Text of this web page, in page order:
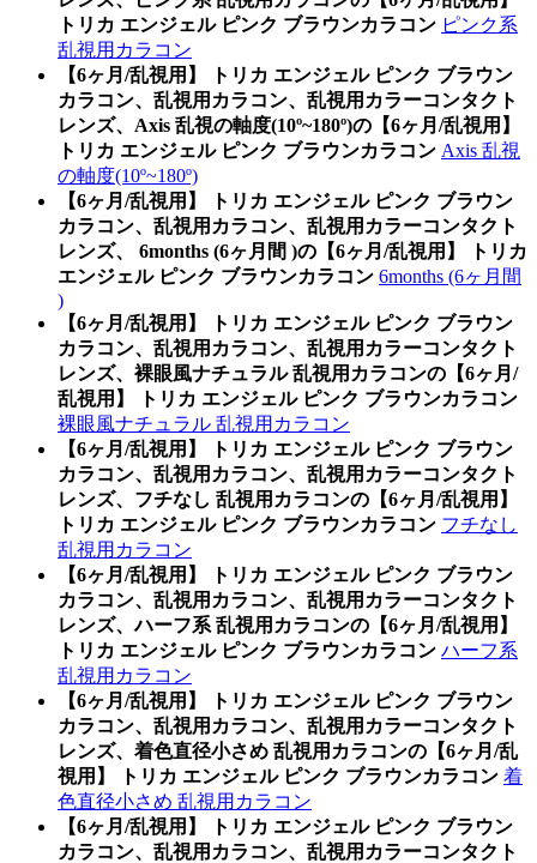
トリカ エンジェル ピンク ブラウンカラコン ピンク系
乱視用カラコン
【6ヶ月/乱視用】 トリカ エンジェル ピンク ブラウン
カラコン、乱視用カラコン、乱視用カラーコンタクト
レンズ、Axis 乱視の軸度(10º~180º)の【6ヶ月/乱視用】
トリカ エンジェル ピンク ブラウンカラコン Axis 乱視
の軸度(10º~180º)
【6ヶ月/乱視用】 トリカ エンジェル ピンク ブラウン
カラコン、乱視用カラコン、乱視用カラーコンタクト
レンズ、 6months (6ヶ月間 )の【6ヶ月/乱視用】 トリカ
エンジェル ピンク ブラウンカラコン 6months (6ヶ月間
)
【6ヶ月/乱視用】 トリカ エンジェル ピンク ブラウン
カラコン、乱視用カラコン、乱視用カラーコンタクト
レンズ、裸眼風ナチュラル 乱視用カラコンの【6ヶ月/
乱視用】 トリカ エンジェル ピンク ブラウンカラコン
裸眼風ナチュラル 乱視用カラコン
【6ヶ月/乱視用】 トリカ エンジェル ピンク ブラウン
カラコン、乱視用カラコン、乱視用カラーコンタクト
レンズ、フチなし 乱視用カラコンの【6ヶ月/乱視用】
トリカ エンジェル ピンク ブラウンカラコン フチなし
乱視用カラコン
【6ヶ月/乱視用】 トリカ エンジェル ピンク ブラウン
カラコン、乱視用カラコン、乱視用カラーコンタクト
レンズ、ハーフ系 乱視用カラコンの【6ヶ月/乱視用】
トリカ エンジェル ピンク ブラウンカラコン ハーフ系
乱視用カラコン
【6ヶ月/乱視用】 トリカ エンジェル ピンク ブラウン
カラコン、乱視用カラコン、乱視用カラーコンタクト
レンズ、着色直径小さめ 乱視用カラコンの【6ヶ月/乱
視用】 トリカ エンジェル ピンク ブラウンカラコン 着
色直径小さめ 乱視用カラコン
【6ヶ月/乱視用】 トリカ エンジェル ピンク ブラウン
カラコン、乱視用カラコン、乱視用カラーコンタクト